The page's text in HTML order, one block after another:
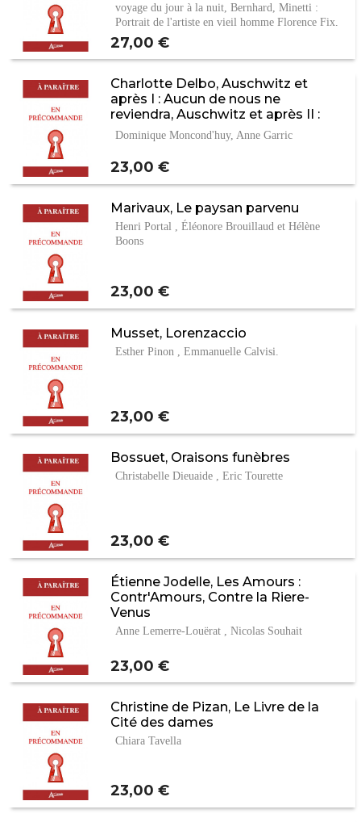
voyage du jour à la nuit, Bernhard, Minetti :
Portrait de l'artiste en vieil homme Florence Fix,
…
Prix
27,00 €
Charlotte Delbo, Auschwitz et
après I : Aucun de nous ne
reviendra, Auschwitz et après II :
Une...
Dominique Moncond'huy, Anne Garric
Prix
23,00 €
Marivaux, Le paysan parvenu
Henri Portal , Éléonore Brouillaud et Hélène
Boons
Prix
23,00 €
Musset, Lorenzaccio
Esther Pinon , Emmanuelle Calvisi.
Prix
23,00 €
Bossuet, Oraisons funèbres
Christabelle Dieuaide , Eric Tourette
Prix
23,00 €
Étienne Jodelle, Les Amours :
Contr'Amours, Contre la Riere-
Venus
Anne Lemerre-Louërat , Nicolas Souhait
Prix
23,00 €
Christine de Pizan, Le Livre de la
Cité des dames
Chiara Tavella
Prix
23,00 €